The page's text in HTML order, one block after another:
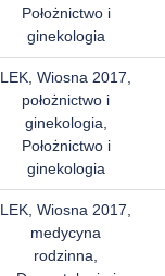
Położnictwo i
ginekologia
LEK, Wiosna 2017,
położnictwo i
ginekologia,
Położnictwo i
ginekologia
LEK, Wiosna 2017,
medycyna
rodzinna,